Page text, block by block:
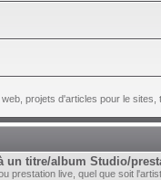
projets d'articles pour le sites,
un titre/album Studio/
prestation live, quel que soit